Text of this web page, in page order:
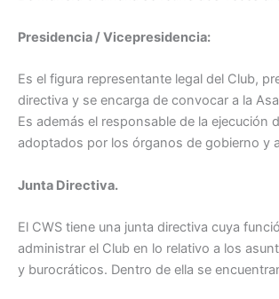
Presidencia / Vicepresidencia:
Es el figura representante legal del Club,
directiva y se encarga de convocar a la
Es además el responsable de la ejecución
adoptados por los órganos de gobierno y
Junta Directiva.
El CWS tiene una junta directiva cuya
administrar el Club en lo relativo a los
y burocráticos. Dentro de ella se